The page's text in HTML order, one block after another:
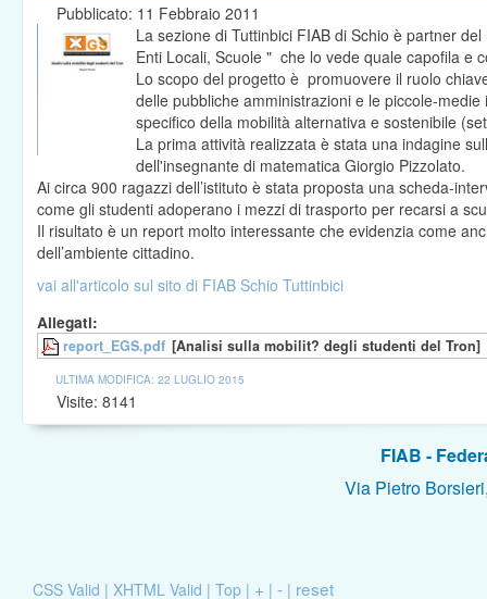
Pubblicato: 11 Febbraio 2011
La sezione di Tuttinbici FIAB di Schio è partner
Enti Locali, Scuole " che lo vede quale capofila e
Lo scopo del progetto è promuovere il ruolo
delle pubbliche amministrazioni e le piccole-
specifico della mobilità alternativa e sostenibile
La prima attività realizzata è stata una indagine
dell'insegnante di matematica Giorgio Pizzolato.
Ai circa 900 ragazzi dell’istituto è stata proposta una scheda-
come gli studenti adoperano i mezzi di trasporto per recarsi a
Il risultato è un report molto interessante che evidenzia come
dell’ambiente cittadino.
vai all'articolo sul sito di FIAB Schio Tuttinbici
Allegati:
report_EGS.pdf [Analisi sulla mobilit? degli studenti del Tron]
ULTIMA MODIFICA: 22 LUGLIO 2015
Visite: 8141
FIAB -
Via Pietro Borsieri,
CSS Valid | XHTML Valid | Top | + | - | reset